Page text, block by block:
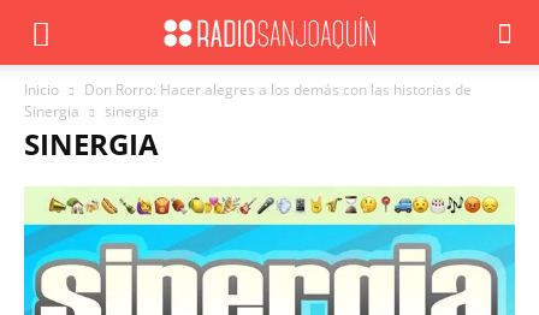
Inicio
Don Rorro: Hacer alegres a los demás con las historias de
Sinergia
sinergia
SINERGIA